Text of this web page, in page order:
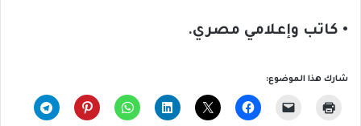
• كاتب وإعلامي مصري.
شارك هذا الموضوع: